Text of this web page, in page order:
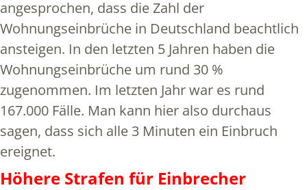
angesprochen, dass die Zahl der
Wohnungseinbrüche in Deutschland beachtlich
ansteigen. In den letzten 5 Jahren haben die
Wohnungseinbrüche um rund 30 %
zugenommen. Im letzten Jahr war es rund
167.000 Fälle. Man kann hier also durchaus
sagen, dass sich alle 3 Minuten ein Einbruch
ereignet.
Höhere Strafen für Einbrecher